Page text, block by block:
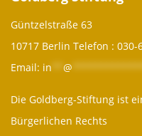
Güntzelstraße 63
10717 Berlin Telefon : 030-
Email: in @
Die Goldberg-Stiftung ist
Bürgerlichen Rechts